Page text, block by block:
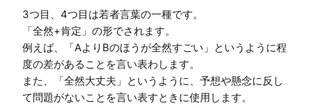
3つ目、4つ目は若者言葉の一種です。
「全然+肯定」の形でされます。
例えば、「AよりBのほうが全然すごい」というように程
度の差があることを言い表わします。
また、「全然大丈夫」というように、予想や懸念に反し